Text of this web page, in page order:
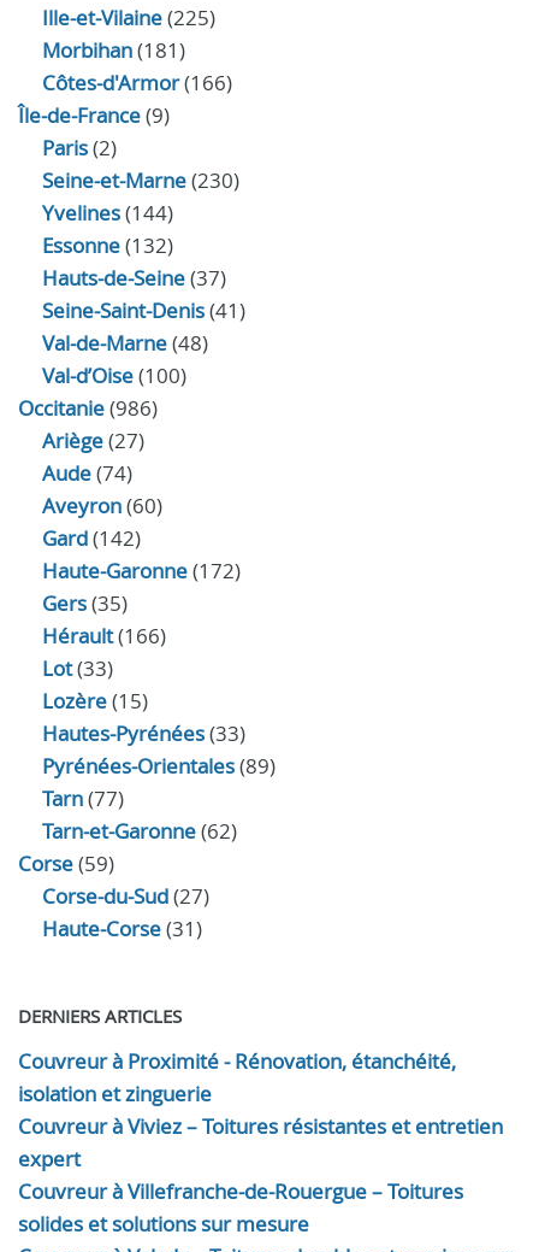
Ille-et-Vilaine(225)
Morbihan(181)
Côtes-d'Armor(166)
Île-de-France(9)
Paris(2)
Seine-et-Marne(230)
Yvelines(144)
Essonne(132)
Hauts-de-Seine(37)
Seine-Saint-Denis(41)
Val-de-Marne(48)
Val-d’Oise(100)
Occitanie(986)
Ariège(27)
Aude(74)
Aveyron(60)
Gard(142)
Haute-Garonne(172)
Gers(35)
Hérault(166)
Lot(33)
Lozère(15)
Hautes-Pyrénées(33)
Pyrénées-Orientales(89)
Tarn(77)
Tarn-et-Garonne(62)
Corse(59)
Corse-du-Sud(27)
Haute-Corse(31)
DERNIERS ARTICLES
Couvreur à Proximité - Rénovation, étanchéité,
isolation et zinguerie
Couvreur à Viviez – Toitures résistantes et entretien
expert
Couvreur à Villefranche-de-Rouergue – Toitures
solides et solutions sur mesure